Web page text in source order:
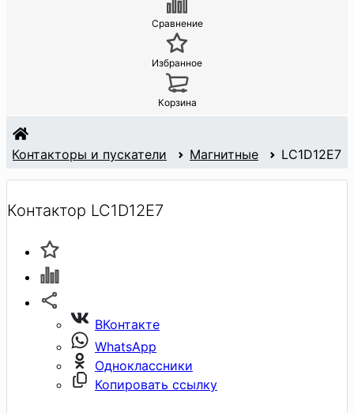
Сравнение
Избранное
Корзина
Контакторы и пускатели Магнитные LC1D12E7
Контактор LC1D12E7
ВКонтакте
WhatsApp
Одноклассники
Копировать ссылку